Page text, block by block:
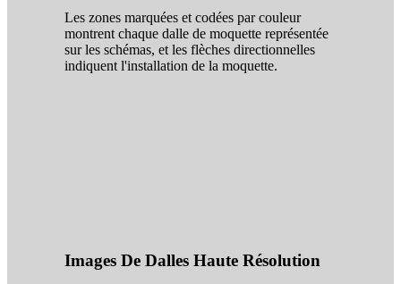
Les zones marquées et codées par couleur
montrent chaque dalle de moquette représentée
sur les schémas, et les flèches directionnelles
indiquent l'installation de la moquette.
Images De Dalles Haute Résolution